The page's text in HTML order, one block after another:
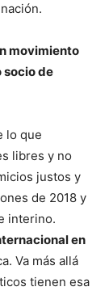
movimiento
socio de
lo que
libres y no
justos y
de 2018 y
interino.
en
Va más allá
tienen esa